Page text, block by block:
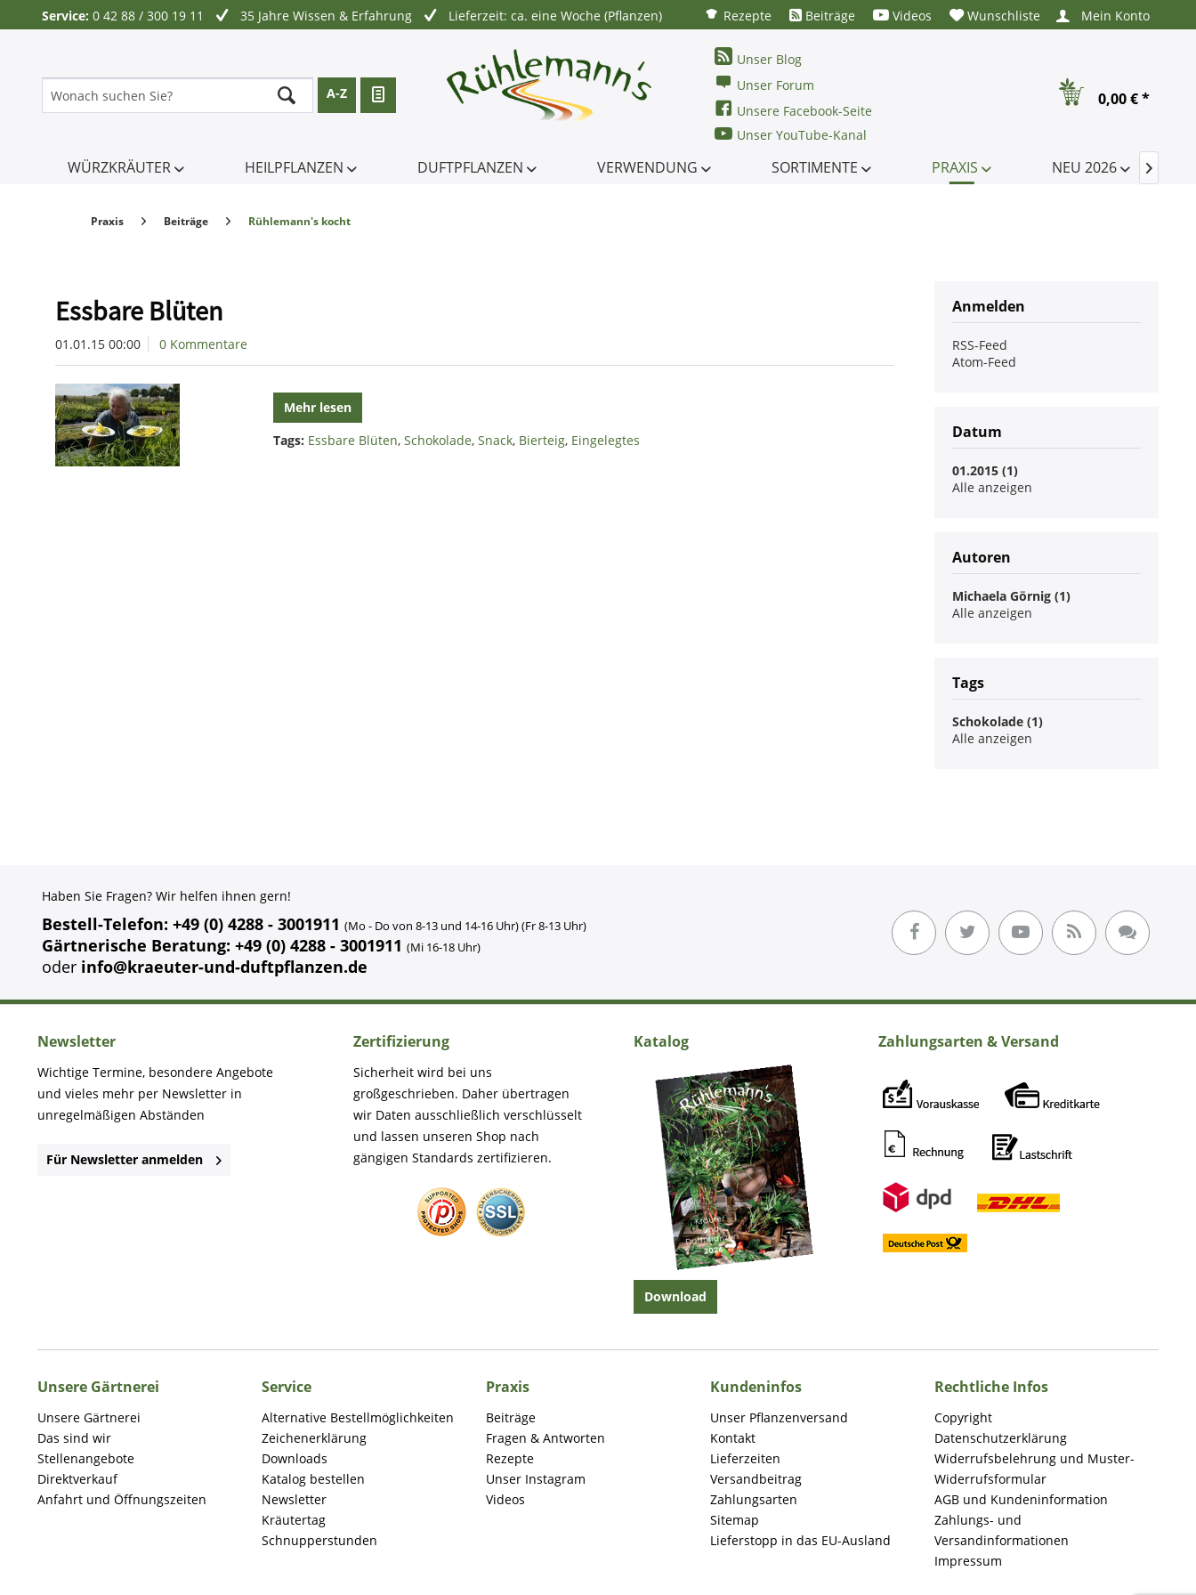
Service: 0 42 88 / 300 19 11 35 Jahre Wissen & Erfahrung Lieferzeit: ca. eine Woche (Pflanzen) Rezepte Beiträge Videos Wunschliste Mein Konto
A-Z
Unser Blog
Unser Forum
Unsere Facebook-Seite
Unser YouTube-Kanal
0,00 € *
WÜRZKRÄUTER HEILPFLANZEN DUFTPFLANZEN VERWENDUNG SORTIMENTE PRAXIS NEU 2026 
Praxis Beiträge Rühlemann's kocht
Anmelden
RSS-Feed
Atom-Feed
Datum
01.2015 (1)
Alle anzeigen
Autoren
Michaela Görnig (1)
Alle anzeigen
Tags
Schokolade (1)
Alle anzeigen
Essbare Blüten
01.01.15 00:00 0 Kommentare
Mehr lesen
Tags: Essbare Blüten,Schokolade,Snack, Bierteig, Eingelegtes
Haben Sie Fragen? Wir helfen ihnen gern!
Bestell-Telefon: +49 (0) 4288 - 3001911 (Mo - Do von 8-13 und 14-16 Uhr) (Fr 8-13 Uhr)
Gärtnerische Beratung: +49 (0) 4288 - 3001911 (Mi 16-18 Uhr)
oder info@kraeuter-und-duftpflanzen.de
Newsletter
Wichtige Termine, besondere Angebote
und vieles mehr per Newsletter in
unregelmäßigen Abständen
Für Newsletter anmelden
Zertifizierung
Sicherheit wird bei uns
großgeschrieben. Daher übertragen
wir Daten ausschließlich verschlüsselt
und lassen unseren Shop nach
gängigen Standards zertifizieren.
Katalog
Download
Zahlungsarten & Versand
Unsere Gärtnerei
Unsere Gärtnerei
Das sind wir
Stellenangebote
Direktverkauf
Anfahrt und Öffnungszeiten
Service
Alternative Bestellmöglichkeiten
Zeichenerklärung
Downloads
Katalog bestellen
Newsletter
Kräutertag
Schnupperstunden
Praxis
Beiträge
Fragen & Antworten
Rezepte
Unser Instagram
Videos
Kundeninfos
Unser Pflanzenversand
Kontakt
Lieferzeiten
Versandbeitrag
Zahlungsarten
Sitemap
Lieferstopp in das EU-Ausland
Rechtliche Infos
Copyright
Datenschutzerklärung
Widerrufsbelehrung und Muster-
Widerrufsformular
AGB und Kundeninformation
Zahlungs- und
Versandinformationen
Impressum